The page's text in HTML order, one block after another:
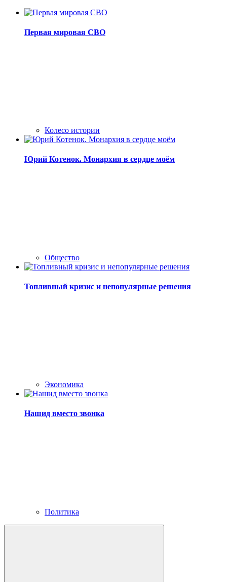
Первая мировая СВО
Колесо истории
Юрий Котенок. Монархия в сердце моём
Общество
Топливный кризис и непопулярные решения
Экономика
Нашид вместо звонка
Политика